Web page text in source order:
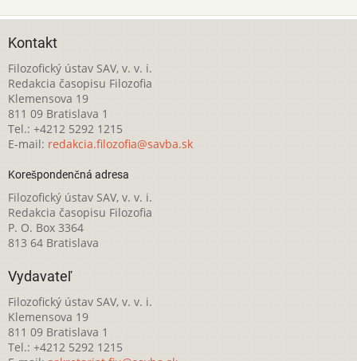
Kontakt
Filozofický ústav SAV, v. v. i.
Redakcia časopisu Filozofia
Klemensova 19
811 09 Bratislava 1
Tel.: +4212 5292 1215
E-mail: redakcia.filozofia@savba.sk
Korešpondenčná adresa
Filozofický ústav SAV, v. v. i.
Redakcia časopisu Filozofia
P. O. Box 3364
813 64 Bratislava
Vydavateľ
Filozofický ústav SAV, v. v. i.
Klemensova 19
811 09 Bratislava 1
Tel.: +4212 5292 1215